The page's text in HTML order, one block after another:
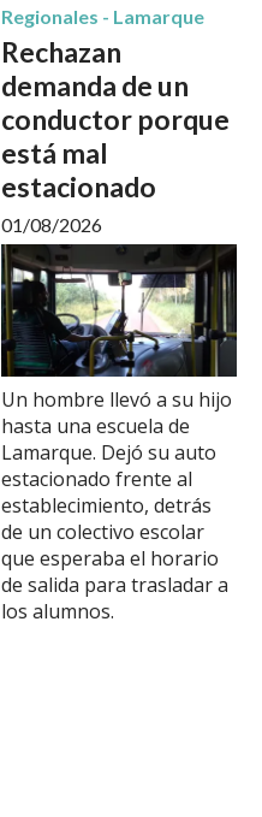
Rechazan
demanda de un
conductor porque
está mal
estacionado
Regionales - Lamarque
01/08/2026
Un hombre llevó a su hijo
hasta una escuela de
Lamarque. Dejó su auto
estacionado frente al
establecimiento, detrás
de un colectivo escolar
que esperaba el horario
de salida para trasladar a
los alumnos.